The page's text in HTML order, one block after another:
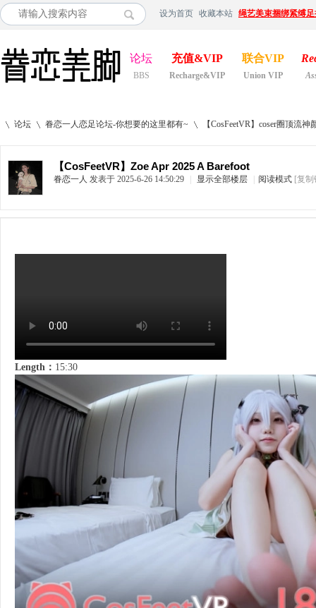
设为首页 收藏本站 绳艺美束捆绑紧缚
论坛
BBS
充值&VIP
Recharge&VIP
联合VIP
Union VIP
论坛
›
眷恋一人恋足论坛-你想要的这里都有~
›
【CosFeetVR】coser圈顶流
【CosFeetVR】Zoe Apr 2025 A Barefoot
眷恋一人 发表于 2025-6-26 14:50:29 显示全部楼层 阅读模式 [复
Length： 15:30